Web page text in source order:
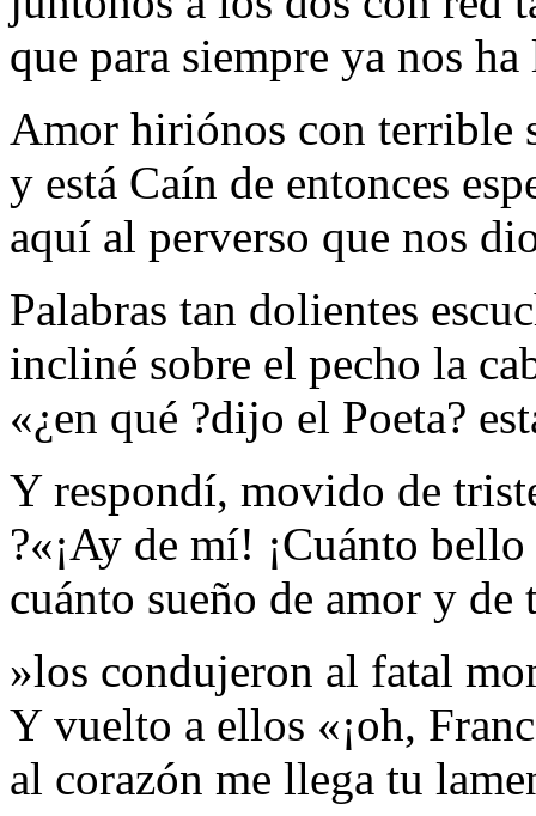
que para siempre ya nos
Amor hiriónos con terrible
y está Caín de entonces
aquí al perverso que nos
Palabras tan dolientes
incliné sobre el pecho la
«¿en qué ?dijo el Poeta?
Y respondí, movido de
?«¡Ay de mí! ¡Cuánto
cuánto sueño de amor y de
»los condujeron al fatal
Y vuelto a ellos «¡oh,
al corazón me llega tu